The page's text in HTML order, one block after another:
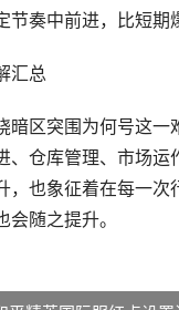
节奏中前进，比短期
汇总
暗区突围为何号这
、仓库管理、市场运
，也象征着在每一次
会随之提升。